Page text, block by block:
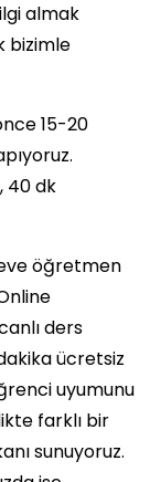
almak
bizimle
15-20
40 dk
öğretmen
ders
ücretsiz
uyumunu
farklı bir
sunuyoruz.